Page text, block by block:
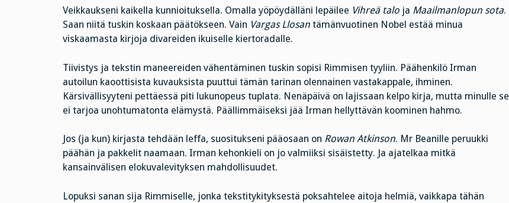
Veikkaukseni kaikella kunnioituksella. Omalla yöpöydälläni lepäilee Vihreä taloja Maailmanlopun sota.
Saan niitä tuskin koskaan päätökseen. Vain Vargas Llosantämänvuotinen Nobel estää minua
viskaamasta kirjoja divareiden ikuiselle kiertoradalle.
Tiivistys ja tekstin maneereiden vähentäminen tuskin sopisi Rimmisen tyyliin. Päähenkilö Irman
autoilun kaoottisista kuvauksista puuttui tämän tarinan olennainen vastakappale, ihminen.
Kärsivällisyyteni pettäessä piti lukunopeus tuplata. Nenäpäivä on lajissaan kelpo kirja, mutta minulle se
ei tarjoa unohtumatonta elämystä. Päällimmäiseksi jää Irman hellyttävän koominen hahmo.
Jos (ja kun) kirjasta tehdään leffa, suositukseni pääosaan on Rowan Atkinson. Mr Beanille peruukki
päähän ja pakkelit naamaan. Irman kehonkieli on jo valmiiksi sisäistetty. Ja ajatelkaa mitkä
kansainvälisen elokuvalevityksen mahdollisuudet.
Lopuksi sanan sija Rimmiselle, jonka tekstitykityksestä poksahtelee aitoja helmiä, vaikkapa tähän